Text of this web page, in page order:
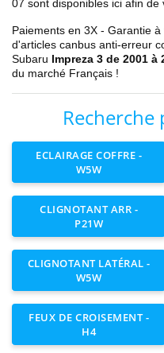
07 sont disponibles ici afin de
Paiements en 3X - Garantie
d'articles canbus anti-erreur
Subaru Impreza 3 de 2001 à
du marché Français !
Recherche
ECLAIRAGE COFFRE -
W5W
CLIGNOTANT ARR -
P21W
CLIGNOTANT LATÉRAL -
W5W
FEUX DE CROISEMENT -
H4